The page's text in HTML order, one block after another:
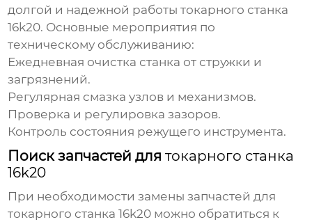
долгой и надежной работытокарного станка
16k20. Основные мероприятия по
техническому обслуживанию:
Ежедневная очистка станка от стружки и
загрязнений.
Регулярная смазка узлов и механизмов.
Проверка и регулировка зазоров.
Контроль состояния режущего инструмента.
Поиск запчастей длятокарного станка
16k20
При необходимости замены запчастей для
токарного станка 16k20 можно обратиться к